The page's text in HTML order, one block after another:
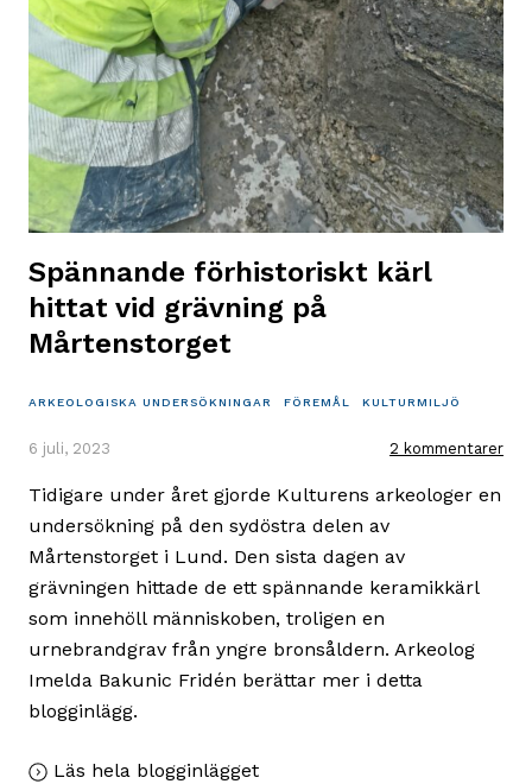
Spännande förhistoriskt kärl
hittat vid grävning på
Mårtenstorget
ARKEOLOGISKA UNDERSÖKNINGAR FÖREMÅL KULTURMILJÖ
6 juli, 2023 2 kommentarer
Tidigare under året gjorde Kulturens arkeologer en
undersökning på den sydöstra delen av
Mårtenstorget i Lund. Den sista dagen av
grävningen hittade de ett spännande keramikkärl
som innehöll människoben, troligen en
urnebrandgrav från yngre bronsåldern. Arkeolog
Imelda Bakunic Fridén berättar mer i detta
blogginlägg.
Läs hela blogginlägget,